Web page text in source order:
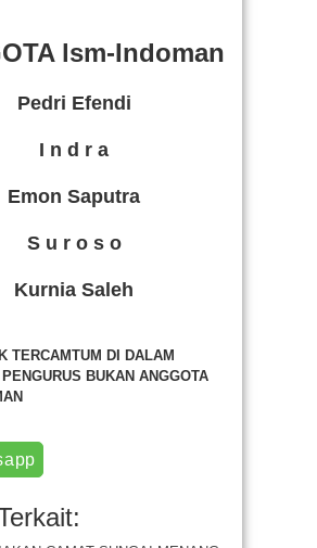
lsm-Indoman
Pedri Efendi
I n d r a
Emon Saputra
S u r o s o
Kurnia Saleh
TERCAMTUM DI DALAM
BUKAN ANGGOTA